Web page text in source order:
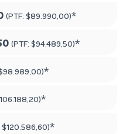
(PTF: $89.990,00)*
(PTF: $94.489,50)*
)*
)*
$120.586,60)*